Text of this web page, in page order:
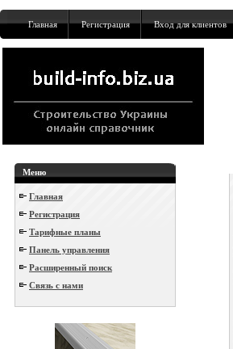
Главная Регистрация Вход для клиентов
Меню
Главная
Регистрация
Тарифные планы
Панель управления
Расширенный поиск
Связь с нами